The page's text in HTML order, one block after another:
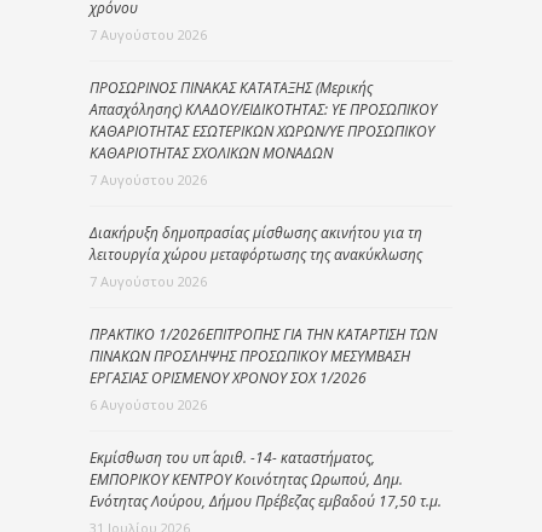
χρόνου
7 Αυγούστου 2026
ΠΡΟΣΩΡΙΝΟΣ ΠΙΝΑΚΑΣ ΚΑΤΑΤΑΞΗΣ (Μερικής
Απασχόλησης) ΚΛΑΔΟΥ/ΕΙΔΙΚΟΤΗΤΑΣ: ΥΕ ΠΡΟΣΩΠΙΚΟΥ
ΚΑΘΑΡΙΟΤΗΤΑΣ ΕΣΩΤΕΡΙΚΩΝ ΧΩΡΩΝ/ΥΕ ΠΡΟΣΩΠΙΚΟΥ
ΚΑΘΑΡΙΟΤΗΤΑΣ ΣΧΟΛΙΚΩΝ ΜΟΝΑΔΩΝ
7 Αυγούστου 2026
Διακήρυξη δημοπρασίας μίσθωσης ακινήτου για τη
λειτουργία χώρου μεταφόρτωσης της ανακύκλωσης
7 Αυγούστου 2026
ΠΡΑΚΤΙΚΟ 1/2026ΕΠΙΤΡΟΠΗΣ ΓΙΑ ΤΗΝ ΚΑΤΑΡΤΙΣΗ ΤΩΝ
ΠΙΝΑΚΩΝ ΠΡΟΣΛΗΨΗΣ ΠΡΟΣΩΠΙΚΟΥ ΜΕΣΥΜΒΑΣΗ
ΕΡΓΑΣΙΑΣ ΟΡΙΣΜΕΝΟΥ ΧΡΟΝΟΥ ΣΟΧ 1/2026
6 Αυγούστου 2026
Εκμίσθωση του υπ΄ αριθ. -14- καταστήματος,
ΕΜΠΟΡΙΚΟΥ ΚΕΝΤΡΟΥ Κοινότητας Ωρωπού, Δημ.
Ενότητας Λούρου, Δήμου Πρέβεζας εμβαδού 17,50 τ.μ.
31 Ιουλίου 2026